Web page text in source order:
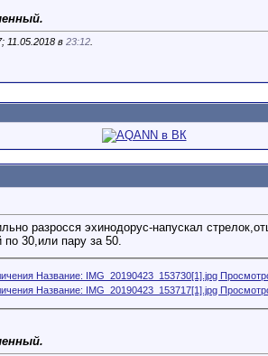
11.05.2018 в 23:12
разросся эхинодорус-напускал
30,или пару за 50.